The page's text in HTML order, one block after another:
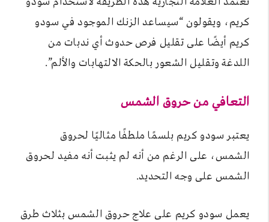
كريم، ويقولون “سيساعد الزنك الموجود في سودو
كريم أيضًا على تقليل فرص حدوث أي ندبات من
اللدغة وتقليل الشعور بالحكة الالتهابات والألم”.
التعافي من حروق الشمس
يعتبر سودو كريم بلسمًا ملطفًا مثاليًا لحروق
الشمس، على الرغم من أنه لم يثبت أنه مفيد لحروق
الشمس على وجه التحديد.
يعمل سودو كريم على علاج حروق الشمس بثلاث طرق